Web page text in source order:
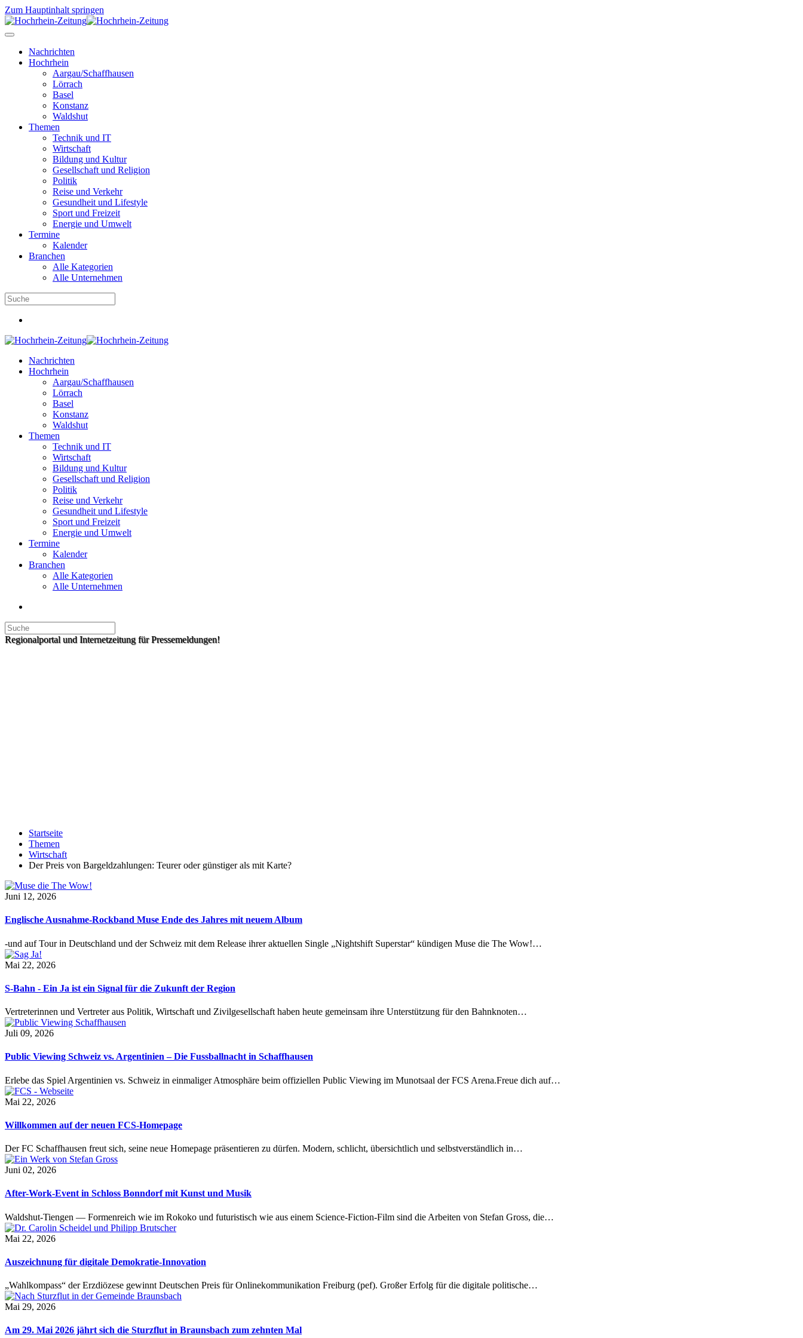
Zum Hauptinhalt springen
Nachrichten
Hochrhein
Aargau/Schaffhausen
Lörrach
Basel
Konstanz
Waldshut
Themen
Technik und IT
Wirtschaft
Bildung und Kultur
Gesellschaft und Religion
Politik
Reise und Verkehr
Gesundheit und Lifestyle
Sport und Freizeit
Energie und Umwelt
Termine
Kalender
Branchen
Alle Kategorien
Alle Unternehmen
Nachrichten
Hochrhein
Aargau/Schaffhausen
Lörrach
Basel
Konstanz
Waldshut
Themen
Technik und IT
Wirtschaft
Bildung und Kultur
Gesellschaft und Religion
Politik
Reise und Verkehr
Gesundheit und Lifestyle
Sport und Freizeit
Energie und Umwelt
Termine
Kalender
Branchen
Alle Kategorien
Alle Unternehmen
Regionalportal und Internetzeitung für Pressemeldungen!
Startseite
Themen
Wirtschaft
Der Preis von Bargeldzahlungen: Teurer oder günstiger als mit Karte?
Juni 12, 2026
Englische Ausnahme-Rockband Muse Ende des Jahres mit neuem Album
-und auf Tour in Deutschland und der Schweiz mit dem Release ihrer aktuellen Single „Nightshift Superstar“ kündigen Muse die The Wow!…
Mai 22, 2026
S-Bahn - Ein Ja ist ein Signal für die Zukunft der Region
Vertreterinnen und Vertreter aus Politik, Wirtschaft und Zivilgesellschaft haben heute gemeinsam ihre Unterstützung für den Bahnknoten…
Juli 09, 2026
Public Viewing Schweiz vs. Argentinien – Die Fussballnacht in Schaffhausen
Erlebe das Spiel Argentinien vs. Schweiz in einmaliger Atmosphäre beim offiziellen Public Viewing im Munotsaal der FCS Arena.Freue dich auf…
Mai 22, 2026
Willkommen auf der neuen FCS-Homepage
Der FC Schaffhausen freut sich, seine neue Homepage präsentieren zu dürfen. Modern, schlicht, übersichtlich und selbstverständlich in…
Juni 02, 2026
After-Work-Event in Schloss Bonndorf mit Kunst und Musik
Waldshut-Tiengen — Formenreich wie im Rokoko und futuristisch wie aus einem Science-Fiction-Film sind die Arbeiten von Stefan Gross, die…
Mai 22, 2026
Auszeichnung für digitale Demokratie-Innovation
„Wahlkompass“ der Erzdiözese gewinnt Deutschen Preis für Onlinekommunikation Freiburg (pef). Großer Erfolg für die digitale politische…
Mai 29, 2026
Am 29. Mai 2026 jährt sich die Sturzflut in Braunsbach zum zehnten Mal